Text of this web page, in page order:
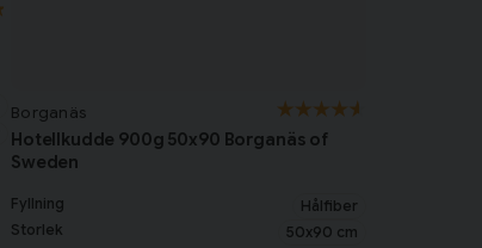
Borganäs
Hotellkudde 900g 50x90 Borganäs of
Sweden
Fyllning
Hålfiber
Storlek
50x90 cm